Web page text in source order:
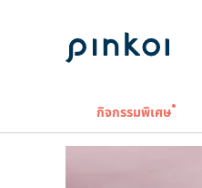
กิจกรรมพิเศษ